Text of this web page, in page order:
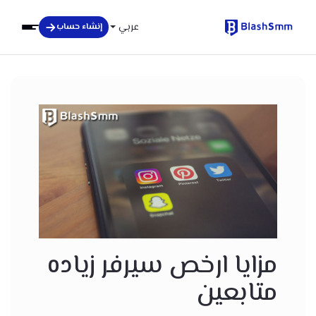
عربي إنشاء حساب
مزايا ارخص سيرفر زياده
متابعين